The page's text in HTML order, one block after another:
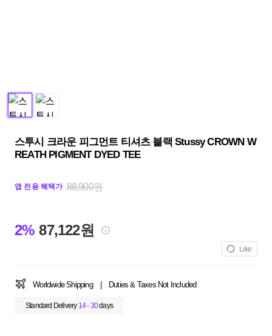
스투시 크라운 피그먼트 티셔츠 블랙 Stussy CROWN W
REATH PIGMENT DYED TEE
앱 전용 혜택가 88,900원
2% 87,122원
Like
Worldwide Shipping Duties & Taxes Not Included
Standard Delivery 14 - 30days